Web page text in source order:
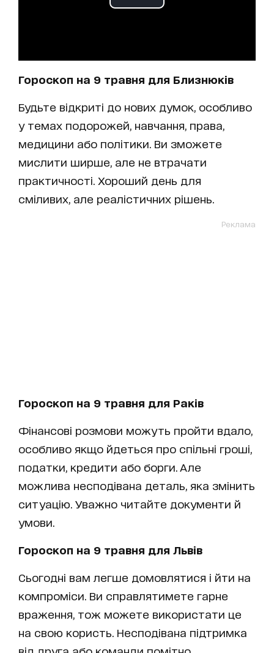
Гороскоп на 9 травня для Близнюків
Будьте відкриті до нових думок, особливо
у темах подорожей, навчання, права,
медицини або політики. Ви зможете
мислити ширше, але не втрачати
практичності. Хороший день для
сміливих, але реалістичних рішень.
Реклама
Гороскоп на 9 травня для Раків
Фінансові розмови можуть пройти вдало,
особливо якщо йдеться про спільні гроші,
податки, кредити або борги. Але
можлива несподівана деталь, яка змінить
ситуацію. Уважно читайте документи й
умови.
Гороскоп на 9 травня для Львів
Сьогодні вам легше домовлятися і йти на
компроміси. Ви справлятимете гарне
враження, тож можете використати це
на свою користь. Несподівана підтримка
від друга або команди помітно